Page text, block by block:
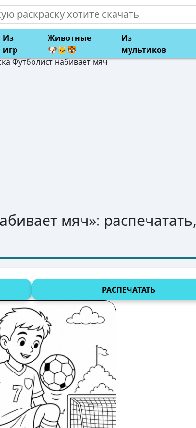
Из
игр
Животные
🐶🐱🐯
Из
мультиков
Футболист набивает мяч
мяч»: распечатать,
РАСПЕЧАТАТЬ